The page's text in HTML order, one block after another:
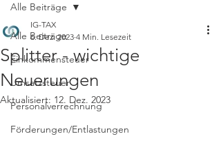
Alle Beiträge
Einkommensteuer
Umsatzsteuer
Personalverrechnung
Förderungen/Entlastungen
Alle Beiträge
Splitter - wichtige
Neuerungen
IG-TAX
6. Dez. 2023 4 Min. Lesezeit
Aktualisiert: 12. Dez. 2023